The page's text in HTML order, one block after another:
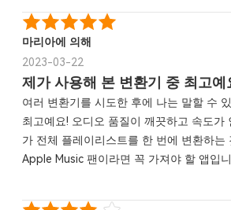
마리아에 의해
2023-03-22
제가 사용해 본 변환기 중 최고예
여러 변환기를 시도한 후에 나는 말할 수
최고예요! 오디오 품질이 깨끗하고 속도가
가 전체 플레이리스트를 한 번에 변환하는
Apple Music 팬이라면 꼭 가져야 할 앱입니